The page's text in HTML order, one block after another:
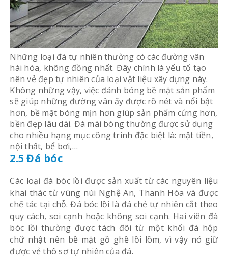
Những loại đá tự nhiên thường có các đường vân
hài hòa, không đồng nhất. Đây chính là yếu tố tạo
nên vẻ đẹp tự nhiên của loại vật liệu xây dựng này.
Không những vậy, việc đánh bóng bề mặt sản phẩm
sẽ giúp những đường vân ấy được rõ nét và nổi bật
hơn, bề mặt bóng mịn hơn giúp sản phẩm cứng hơn,
bền đẹp lâu dài. Đá mài bóng thường được sử dụng
cho nhiều hạng mục công trình đặc biệt là: mặt tiền,
nội thất, bể bơi,…
2.5 Đá bóc
Các loại đá bóc lồi được sản xuất từ các nguyên liệu
khai thác từ vùng núi Nghệ An, Thanh Hóa và được
chế tác tại chỗ. Đá bóc lồi là đá chẻ tự nhiên cắt theo
quy cách, soi cạnh hoặc không soi cạnh. Hai viên đá
bóc lồi thường được tách đôi từ một khối đá hộp
chữ nhật nên bề mặt gồ ghề lồi lõm, vì vậy nó giữ
được vẻ thô sơ tự nhiên của đá.